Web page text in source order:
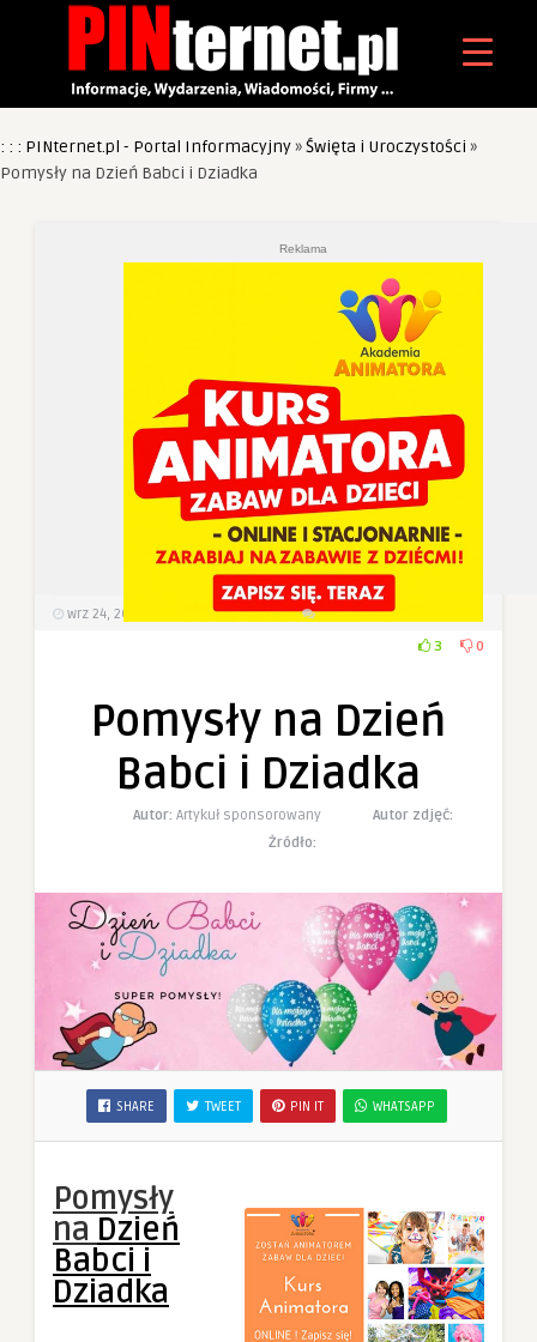
: : : PINternet.pl - Portal Informacyjny»Święta i Uroczystości »
Pomysły na Dzień Babci i Dziadka
Reklama
wrz 24, 2022 Wyświetlenia 0 Komentarzy
3 0
Pomysły na Dzień
Babci i Dziadka
Autor: Artykuł sponsorowany
Autor zdjęć:
Żródło:
SHARE TWEET PIN IT WHATSAPP
Pomysły
na Dzień
Babci i
Dziadka